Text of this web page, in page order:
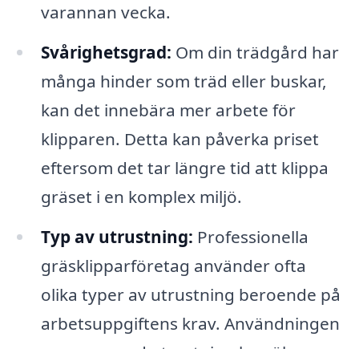
varannan vecka.
Svårighetsgrad: Om din trädgård har
många hinder som träd eller buskar,
kan det innebära mer arbete för
klipparen. Detta kan påverka priset
eftersom det tar längre tid att klippa
gräset i en komplex miljö.
Typ av utrustning: Professionella
gräsklipparföretag använder ofta
olika typer av utrustning beroende på
arbetsuppgiftens krav. Användningen